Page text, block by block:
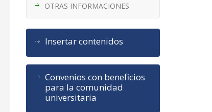
OTRAS INFORMACIONES
Insertar contenidos
Convenios con beneficios
para la comunidad
universitaria